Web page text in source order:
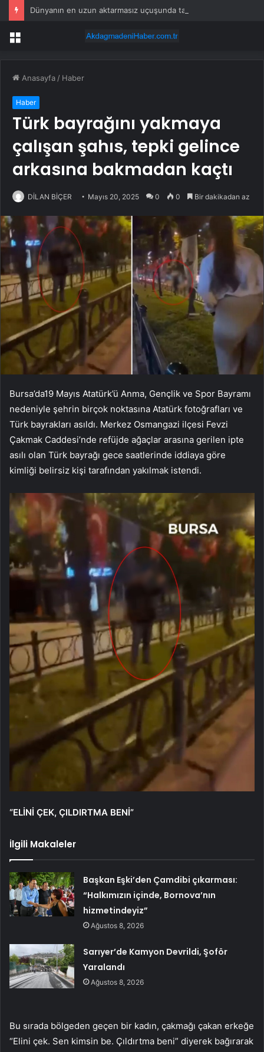
Menü
Anasayfa / Haber
Haber
Türk bayrağını yakmaya
çalışan şahıs, tepki gelince
arkasına bakmadan kaçtı
DİLAN BİÇER Mayıs 20, 2025 0 0 Bir dakikadan az
Bursa’da19 Mayıs Atatürk’ü Anma, Gençlik ve Spor Bayramı
nedeniyle şehrin birçok noktasına Atatürk fotoğrafları ve
Türk bayrakları asıldı. Merkez Osmangazi ilçesi Fevzi
Çakmak Caddesi’nde refüjde ağaçlar arasına gerilen ipte
asılı olan Türk bayrağı gece saatlerinde iddiaya göre
kimliği belirsiz kişi tarafından yakılmak istendi.
“ELİNİ ÇEK, ÇILDIRTMA BENİ”
İlgili Makaleler
Başkan Eşki’den Çamdibi çıkarması:
“Halkımızın içinde, Bornova’nın
hizmetindeyiz”
Ağustos 8, 2026
Sarıyer’de Kamyon Devrildi, Şoför
Yaralandı
Ağustos 8, 2026
Bu sırada bölgeden geçen bir kadın, çakmağı çakan erkeğe
“Elini çek. Sen kimsin be. Çıldırtma beni” diyerek bağırarak